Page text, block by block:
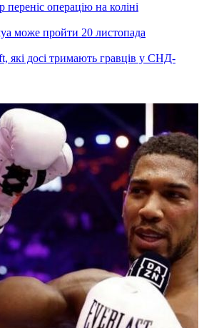
операцію на коліні
може пройти 20 листопада
які досі тримають гравців у СНД-